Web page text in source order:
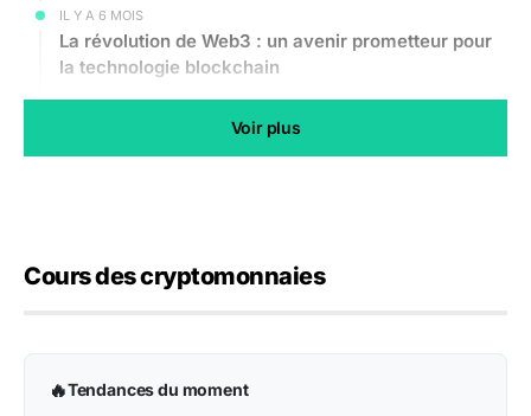
IL Y A 6 MOIS
La révolution de Web3 : un avenir prometteur pour
la technologie blockchain
Tendances Web3 : Le Futur de l’Internet
Voir plus
Cours des cryptomonnaies
🔥Tendances du moment